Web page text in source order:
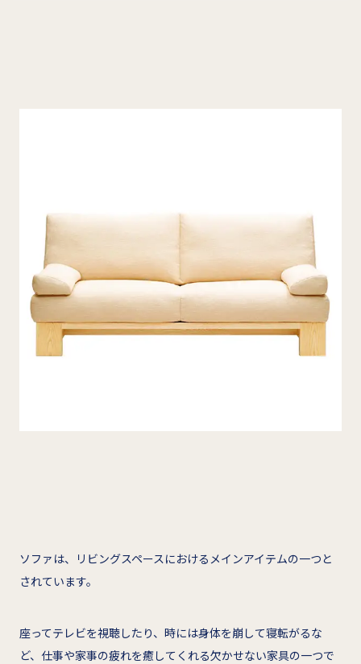
ソファは、リビングスペースにおけるメインアイテムの一つと
されています。
座ってテレビを視聴したり、時には身体を崩して寝転がるな
ど、仕事や家事の疲れを癒してくれる欠かせない家具の一つで